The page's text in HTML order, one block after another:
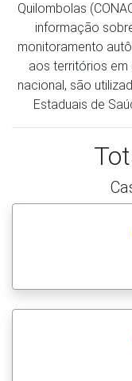
Quilombolas
informação
monitoramento
aos territórios em
nacional, são
Estaduais de